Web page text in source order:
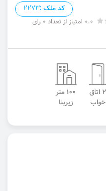
کد ملک :2273
0.0 امتیاز از تعداد 0 رای
2 اتاق
خواب
100 متر
زیربنا